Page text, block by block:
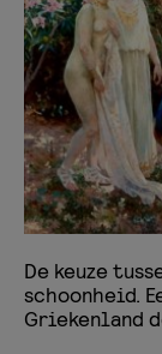
De keuze
schoonheid.
Griekenland